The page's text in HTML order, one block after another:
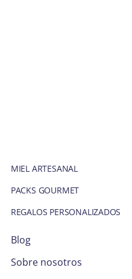
MIEL ARTESANAL
PACKS GOURMET
REGALOS PERSONALIZADOS
Blog
Sobre nosotros